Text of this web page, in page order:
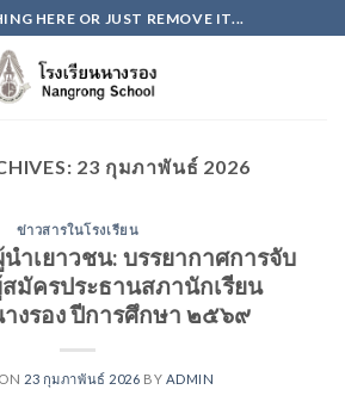
HERE OR JUST REMOVE IT...
23 กุมภาพันธ์ 2026
ข่าวสารในโรงเรียน
ำเยาวชน: บรรยากาศการจับ
มัครประธานสภานักเรียน
างรอง ปีการศึกษา ๒๕๖๙
23 กุมภาพันธ์ 2026 BY ADMIN